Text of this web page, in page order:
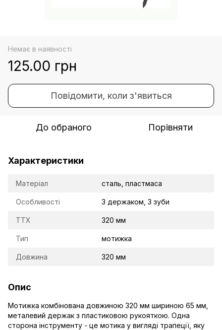
Немає в наявності
125.00 грн
Повідомити, коли з'явиться
До обраного Порівняти
Характеристики
Матеріал сталь, пластмаса
Особливості З держаком, 3 зуби
TTX 320 мм
Тип мотижка
Довжина 320 мм
Опис
Мотижка комбінована довжиною 320 мм шириною 65 мм,
металевий держак з пластиковою рукояткою. Одна
сторона інструменту - це мотика у вигляді трапеції, яку